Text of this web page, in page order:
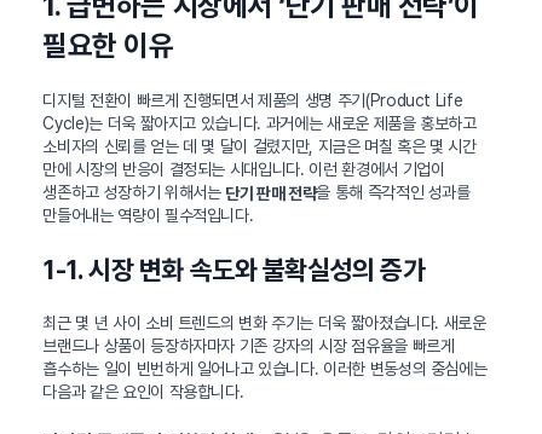
필요한 이유
디지털 전환이 빠르게 진행되면서 제품의 생명 주기(Product Life
Cycle)는 더욱 짧아지고 있습니다. 과거에는 새로운 제품을 홍보하고
소비자의 신뢰를 얻는 데 몇 달이 걸렸지만, 지금은 며칠 혹은 몇 시간
만에 시장의 반응이 결정되는 시대입니다. 이런 환경에서 기업이
생존하고 성장하기 위해서는 단기 판매 전략을 통해 즉각적인 성과를
만들어내는 역량이 필수적입니다.
1-1. 시장 변화 속도와 불확실성의 증가
최근 몇 년 사이 소비 트렌드의 변화 주기는 더욱 짧아졌습니다. 새로운
브랜드나 상품이 등장하자마자 기존 강자의 시장 점유율을 빠르게
흡수하는 일이 빈번하게 일어나고 있습니다. 이러한 변동성의 중심에는
다음과 같은 요인이 작용합니다.